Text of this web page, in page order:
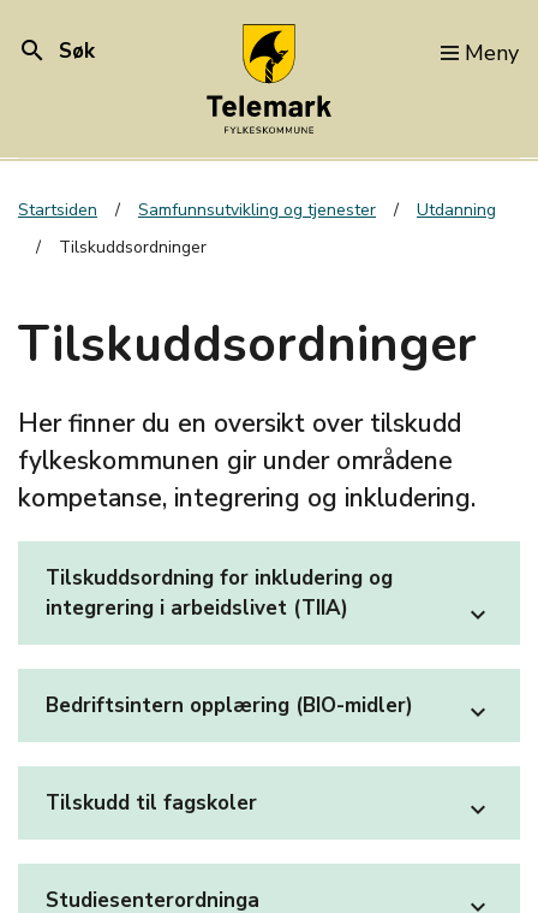
search Søk Meny
Startsiden Samfunnsutvikling og tjenester
Utdanning
Tilskuddsordninger
Tilskuddsordninger
Her finner du en oversikt over tilskudd
fylkeskommunen gir under områdene
kompetanse, integrering og inkludering.
Tilskuddsordning for inkludering og
integrering i arbeidslivet (TIIA)
expand_more
Bedriftsintern opplæring (BIO-midler) expand_more
Tilskudd til fagskoler expand_more
Studiesenterordninga expand_more